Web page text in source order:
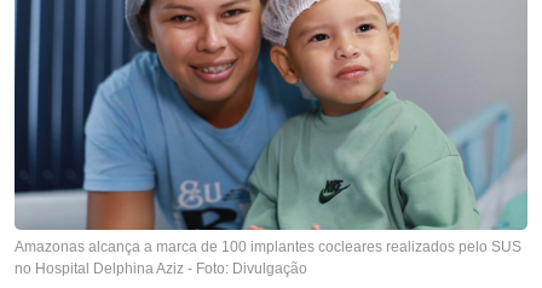
Amazonas alcança a marca de 100 implantes cocleares realizados pelo SUS
no Hospital Delphina Aziz - Foto: Divulgação